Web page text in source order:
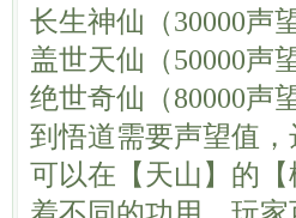
长生神仙（30000声望
盖世天仙（50000声望
绝世奇仙（80000声望
到悟道需要声望值
可以在【天山】的